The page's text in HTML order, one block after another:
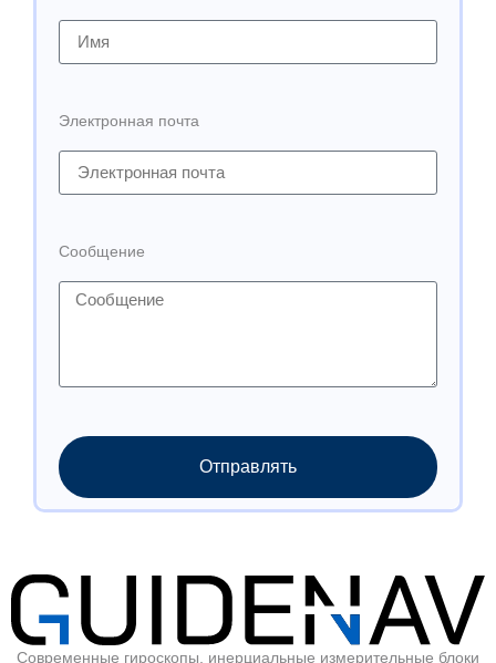
Электронная почта
Сообщение
Отправлять
Современные гироскопы, инерциальные измерительные блоки